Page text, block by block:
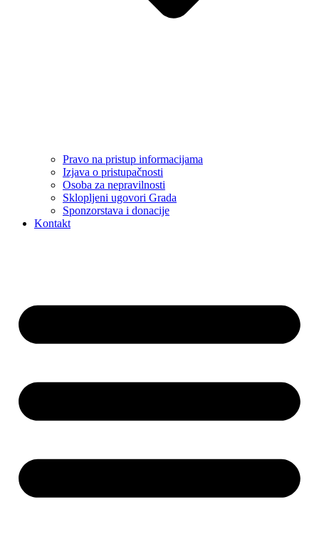
Pravo na pristup informacijama
Izjava o pristupačnosti
Osoba za nepravilnosti
Sklopljeni ugovori Grada
Sponzorstava i donacije
Kontakt